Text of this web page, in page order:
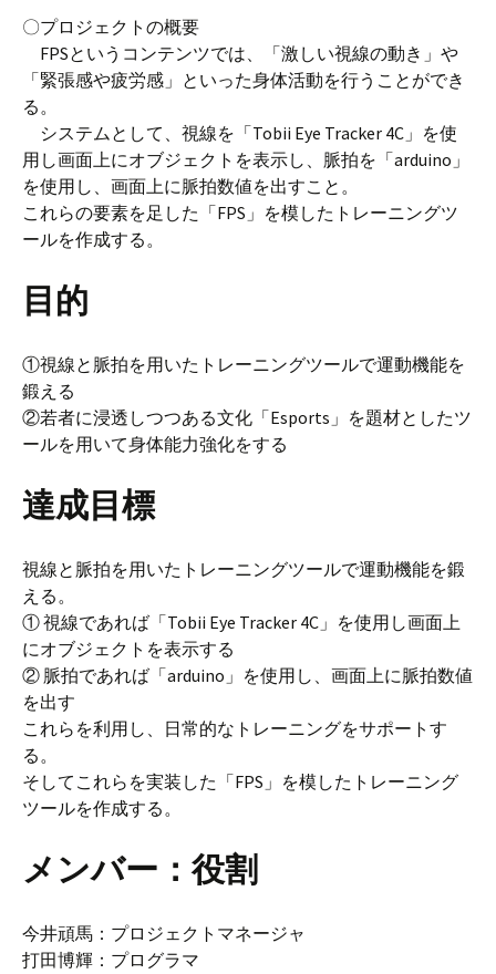
〇プロジェクトの概要
FPSというコンテンツでは、「激しい視線の動き」や
「緊張感や疲労感」といった身体活動を行うことができ
る。
システムとして、視線を「Tobii Eye Tracker 4C」を使
用し画面上にオブジェクトを表示し、脈拍を「arduino」
を使用し、画面上に脈拍数値を出すこと。
これらの要素を足した「FPS」を模したトレーニングツ
ールを作成する。
目的
①視線と脈拍を用いたトレーニングツールで運動機能を
鍛える
②若者に浸透しつつある文化「Esports」を題材としたツ
ールを用いて身体能力強化をする
達成目標
視線と脈拍を用いたトレーニングツールで運動機能を鍛
える。
① 視線であれば「Tobii Eye Tracker 4C」を使用し画面上
にオブジェクトを表示する
② 脈拍であれば「arduino」を使用し、画面上に脈拍数値
を出す
これらを利用し、日常的なトレーニングをサポートす
る。
そしてこれらを実装した「FPS」を模したトレーニング
ツールを作成する。
メンバー：役割
今井頑馬：プロジェクトマネージャ
打田博輝：プログラマ